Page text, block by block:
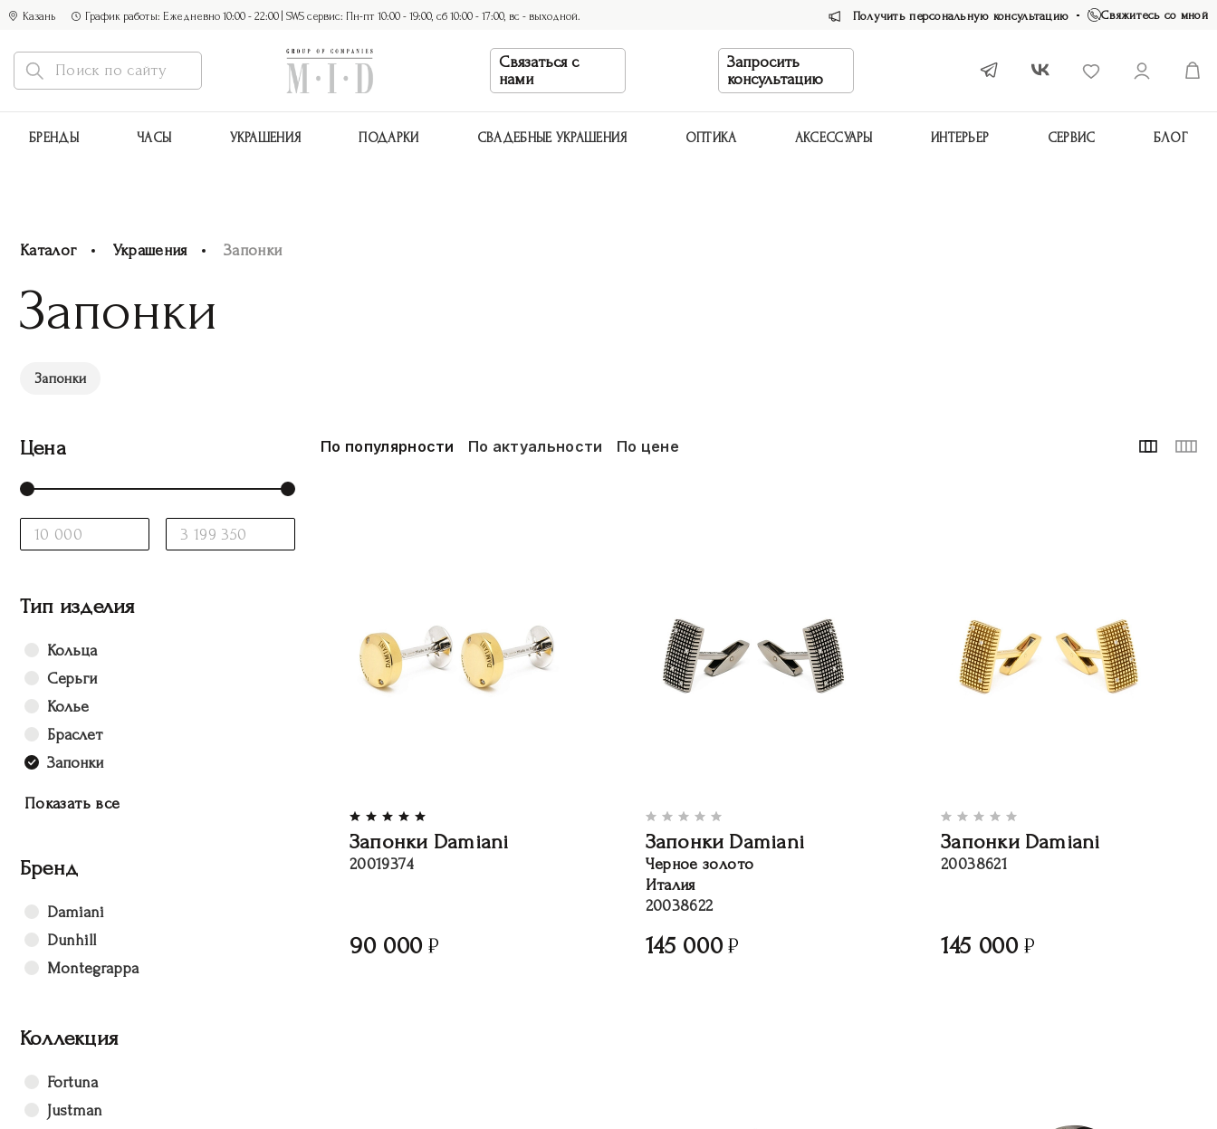
Казань График работы: Ежедневно 10:00 - 22:00 | SWS сервис: Пн-пт 10:00 - 19:00, сб 10:00 - 17:00, вс - выходной. Получить персональную консультацию Свяжитесь со мной
Связаться с
нами
Запросить
консультацию
БРЕНДЫ ЧАСЫ УКРАШЕНИЯ ПОДАРКИ СВАДЕБНЫЕ УКРАШЕНИЯ ОПТИКА АКСЕССУАРЫ ИНТЕРЬЕР СЕРВИС БЛОГ
Каталог Украшения Запонки
Запонки
Запонки
Цена
Тип изделия
Кольца
Серьги
Колье
Браслет
Запонки
Показать все
Бренд
Damiani
Dunhill
Montegrappa
Коллекция
Fortuna
Justman
По популярности По актуальности По цене
Запонки Damiani
20019374
90 000
Запонки Damiani
Черное золото
Италия
20038622
145 000
Запонки Damiani
20038621
145 000